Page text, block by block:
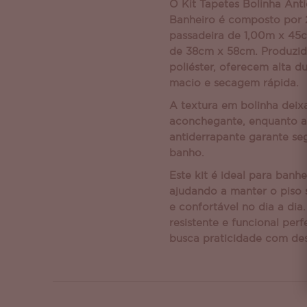
O Kit Tapetes Bolinha
Banheiro é composto por
passadeira de 1,00m x
de 38cm x 58cm.
poliéster, oferecem alta
macio e secagem rápida.
A textura em bolinha
aconchegante, enquanto a
antiderrapante garante
banho.
Este kit é ideal para
ajudando a manter o piso
e confortável no dia a
resistente e funcional
busca praticidade com